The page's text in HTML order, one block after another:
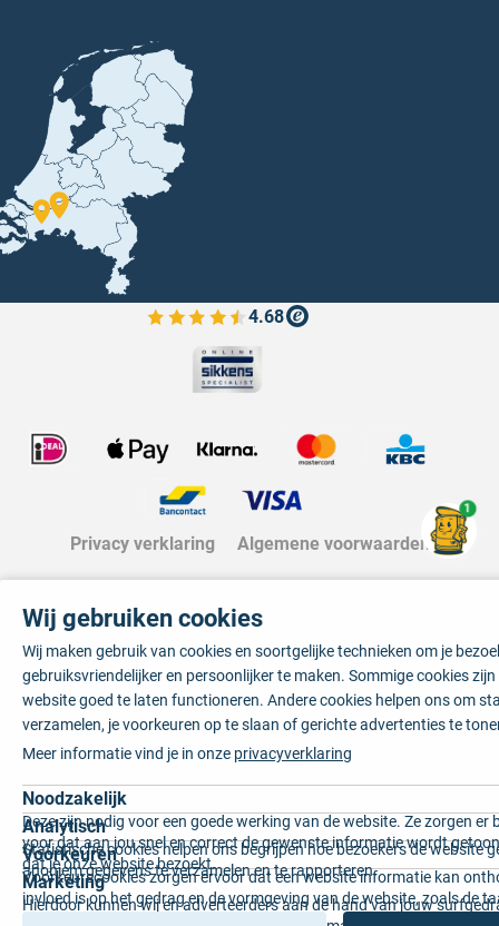
4.68
Bekijk de verfplaza beoordelingen
Privacy verklaring Algemene voorwaarden
Wij gebruiken cookies
Wij maken gebruik van cookies en soortgelijke technieken om je
gebruiksvriendelijker en persoonlijker te maken. Sommige cookies
website goed te laten functioneren. Andere cookies helpen ons om
verzamelen, je voorkeuren op te slaan of gerichte advertenties te
Meer informatie vind je in onze privacyverklaring
Noodzakelijk
Deze zijn nodig voor een goede werking van de website. Ze zorgen er
voor dat aan jou snel en correct de gewenste informatie wordt
dat je onze website bezoekt.
Analytisch
Statistische cookies helpen ons begrijpen hoe bezoekers de website
anoniem gegevens te verzamelen en te rapporteren.
Voorkeuren
Voorkeurscookies zorgen ervoor dat een website informatie kan
invloed is op het gedrag en de vormgeving van de website, zoals de
Marketing
Hierdoor kunnen wij en adverteerders aan de hand van jouw
1